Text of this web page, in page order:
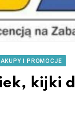
I PROMOCJE
kijki